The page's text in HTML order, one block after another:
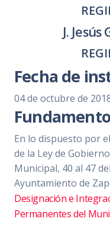
J.
Fecha de
04 de octubre de
Fundamento
En lo dispuesto por
de la Ley de
Municipal, 40 al 47
Ayuntamiento de
Designación e
Permanentes del